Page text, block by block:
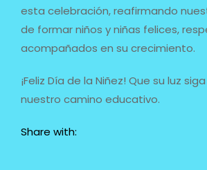
esta celebración, reafirmando
de formar niños y niñas felices,
acompañados en su crecimiento.
¡Feliz Día de la Niñez! Que su luz
nuestro camino educativo.
Share with: